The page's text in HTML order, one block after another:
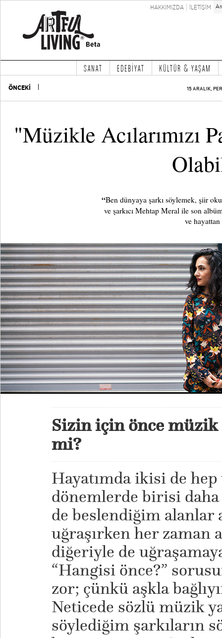
HAKKIMIZDA İLETİŞİM
SANAT EDEBİYAT KÜLTÜR & YAŞAM
ÖNCEKİ 15 ARALIK,
"Müzikle Acılarımızı
“Ben dünyaya şarkı söylemek, şiir
ve şarkıcı Mehtap Meral ile son
ve
Sizin için önce
mi?
Hayatımda ikisi de hep
dönemlerde birisi daha
de beslendiğim alanlar
uğraşırken her zaman
diğeriyle de
“Hangisi önce?”
zor; çünkü aşkla
Neticede sözlü müzik
söylediğim şarkıların